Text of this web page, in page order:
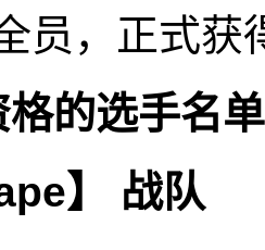
员，正式获
的选手名
】 战队